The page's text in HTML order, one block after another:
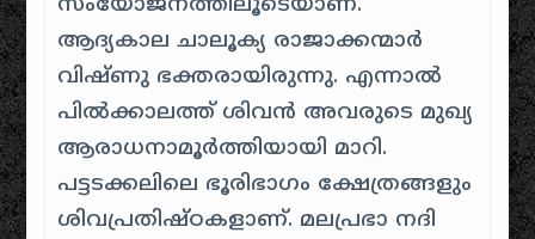
ആദ്യകാല ചാലൂക്യ രാജാക്കന്മാർ
വിഷ്ണു ഭക്തരായിരുന്നു. എന്നാൽ
പിൽക്കാലത്ത് ശിവൻ അവരുടെ മുഖ്യ
ആരാധനാമൂർത്തിയായി മാറി.
പട്ടടക്കലിലെ ഭൂരിഭാഗം ക്ഷേത്രങ്ങളും
ശിവപ്രതിഷ്ഠകളാണ്. മലപ്രഭാ നദി